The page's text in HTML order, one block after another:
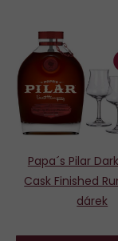
Papa´s Pilar
Cask Finished
dárek